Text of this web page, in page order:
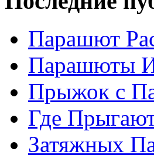
Парашют
Парашюты
Прыжок с
Где
Затяжных